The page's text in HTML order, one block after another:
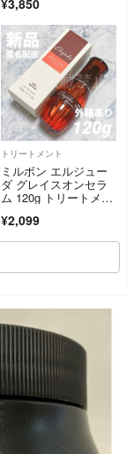
¥3,850
トリートメント
ミルボン エルジュー
ダ グレイスオンセラ
ム 120g トリートメン
¥2,099